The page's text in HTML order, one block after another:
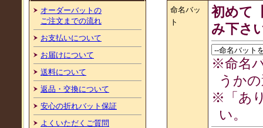
オーダーバットの
ご注文までの流れ
お支払いについて
お届けについて
送料について
返品・交換について
安心の折れバット保証
よくいただくご質問
命名バッ
ト
初めて
み下さ
※命名
うか
※「あ
い。